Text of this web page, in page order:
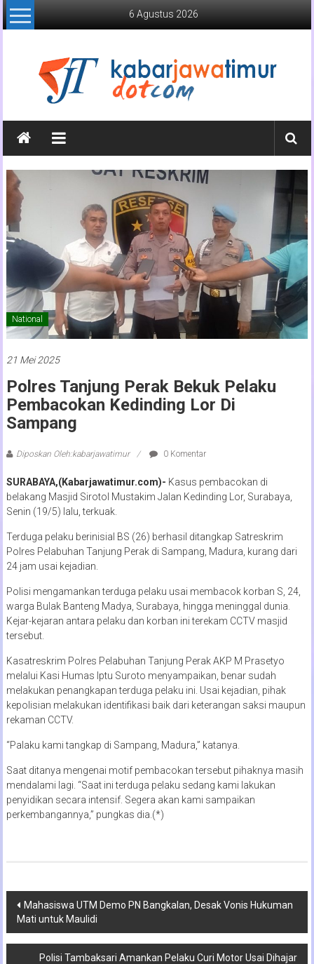
Lompat
ke
6 Agustus 2026
Kabar
Jawa
Timur
Media
Online
Jawa
Timur
National
21 Mei 2025
Polres Tanjung Perak Bekuk Pelaku
Pembacokan Kedinding Lor Di
Sampang
Diposkan Oleh:kabarjawatimur 0 Komentar
SURABAYA,(Kabarjawatimur.com)- Kasus pembacokan di
belakang Masjid Sirotol Mustakim Jalan Kedinding Lor, Surabaya,
Senin (19/5) lalu, terkuak.
Terduga pelaku berinisial BS (26) berhasil ditangkap Satreskrim
Polres Pelabuhan Tanjung Perak di Sampang, Madura, kurang dari
24 jam usai kejadian.
Polisi mengamankan terduga pelaku usai membacok korban S, 24,
warga Bulak Banteng Madya, Surabaya, hingga meninggal dunia.
Kejar-kejaran antara pelaku dan korban ini terekam CCTV masjid
tersebut.
Kasatreskrim Polres Pelabuhan Tanjung Perak AKP M Prasetyo
melalui Kasi Humas Iptu Suroto menyampaikan, benar sudah
melakukan penangkapan terduga pelaku ini. Usai kejadian, pihak
kepolisian melakukan identifikasi baik dari keterangan saksi maupun
rekaman CCTV.
“Palaku kami tangkap di Sampang, Madura,” katanya.
Saat ditanya mengenai motif pembacokan tersebut pihaknya masih
mendalami lagi. “Saat ini terduga pelaku sedang kami lakukan
penyidikan secara intensif. Segera akan kami sampaikan
perkembangannya,” pungkas dia.(*)
Navigasi
pos
Mahasiswa UTM Demo PN Bangkalan, Desak Vonis Hukuman
Mati untuk Maulidi
Polisi Tambaksari Amankan Pelaku Curi Motor Usai Dihajar